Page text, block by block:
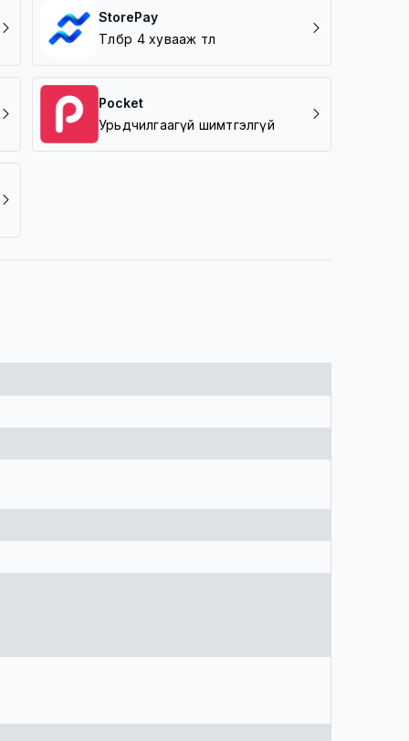
StorePay
Төлбөрөө 4 хувааж төл
Pocket
Урьдчилгаагүй шимтгэлгүй